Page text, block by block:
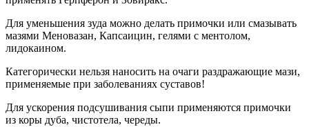
Для уменьшения зуда можно делать примочки или смазывать
мазями Меновазан, Капсаицин, гелями с ментолом,
лидокаином.
Категорически нельзя наносить на очаги раздражающие мази,
применяемые при заболеваниях суставов!
Для ускорения подсушивания сыпи применяются примочки
из коры дуба, чистотела, череды.